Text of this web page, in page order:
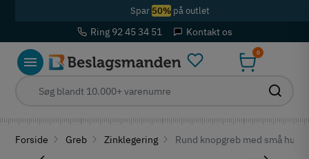
Spar 50%på outlet
Ring 92 45 34 51 Kontakt os
0
Forside Greb Zinklegering Rund knopgreb med små